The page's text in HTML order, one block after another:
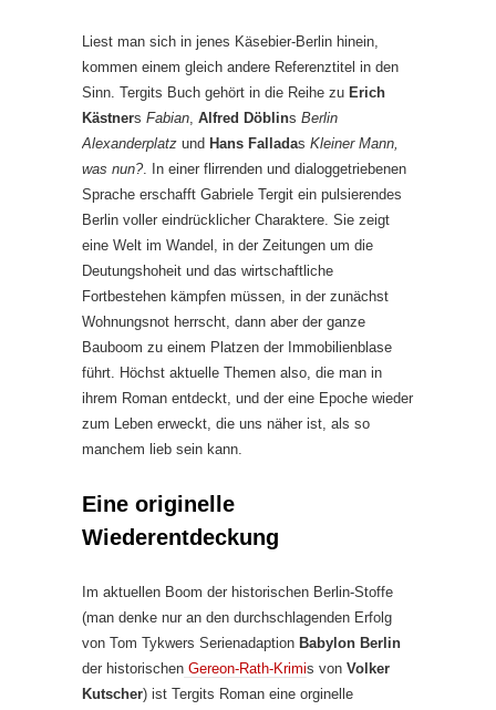
Liest man sich in jenes Käsebier-Berlin hinein,
kommen einem gleich andere Referenztitel in den
Sinn. Tergits Buch gehört in die Reihe zu Erich
Kästners Fabian, Alfred Döblins Berlin
Alexanderplatz und Hans Falladas Kleiner Mann,
was nun?. In einer flirrenden und dialoggetriebenen
Sprache erschafft Gabriele Tergit ein pulsierendes
Berlin voller eindrücklicher Charaktere. Sie zeigt
eine Welt im Wandel, in der Zeitungen um die
Deutungshoheit und das wirtschaftliche
Fortbestehen kämpfen müssen, in der zunächst
Wohnungsnot herrscht, dann aber der ganze
Bauboom zu einem Platzen der Immobilienblase
führt. Höchst aktuelle Themen also, die man in
ihrem Roman entdeckt, und der eine Epoche wieder
zum Leben erweckt, die uns näher ist, als so
manchem lieb sein kann.
Eine originelle
Wiederentdeckung
Im aktuellen Boom der historischen Berlin-Stoffe
(man denke nur an den durchschlagenden Erfolg
von Tom Tykwers Serienadaption Babylon Berlin
der historischen Gereon-Rath-Krimis von Volker
Kutscher) ist Tergits Roman eine orginelle